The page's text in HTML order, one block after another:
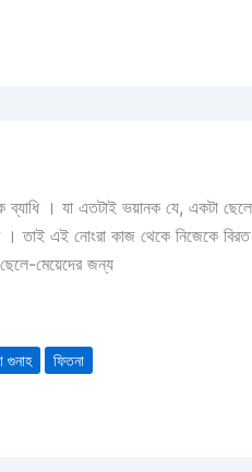
ব্যাধি । যা এতটাই ভয়ানক যে, একটা
। তাই এই নোংরা কাজ থেকে নিজেকে
মেয়েদের জন্য
গুনাহ ফিতনা